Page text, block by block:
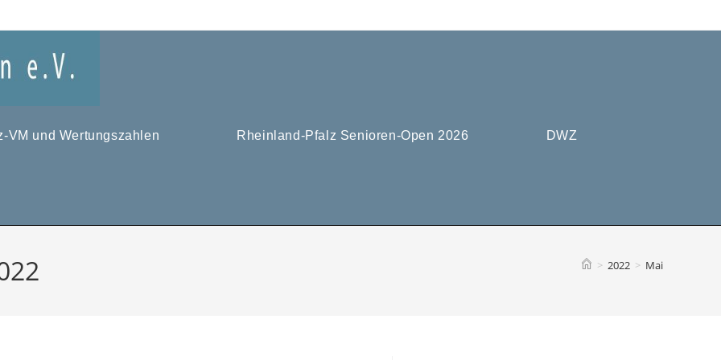
VM und Wertungszahlen Rheinland-Pfalz Senioren-Open 2026 DWZ
> 2022 > Mai